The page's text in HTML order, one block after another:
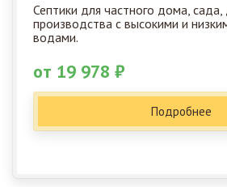
Септики для частного дома, сада,
производства с высокими и
водами.
от 19 978 ₽
Подробнее